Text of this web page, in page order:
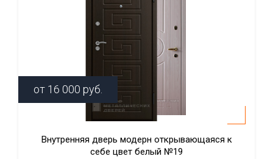
от 16 000 руб.
Внутренняя дверь модерн открывающаяся к
себе цвет белый №19